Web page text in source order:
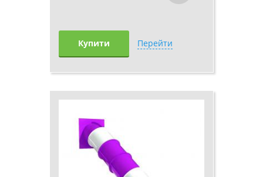
Купити Перейти